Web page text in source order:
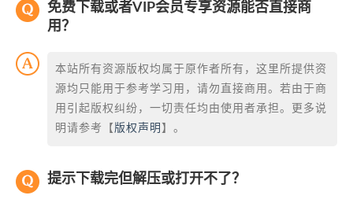
免费下载或者VIP会员专享资源能否直接商
用？
本站所有资源版权均属于原作者所有，这里所提供资
源均只能用于参考学习用，请勿直接商用。若由于商
用引起版权纠纷，一切责任均由使用者承担。更多说
明请参考【 版权声明 】。
提示下载完但解压或打开不了？